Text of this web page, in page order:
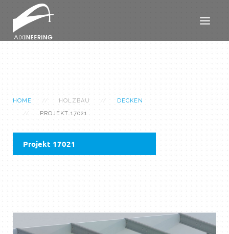
HOME HOLZBAU
DECKEN
PROJEKT 17021
Projekt 17021